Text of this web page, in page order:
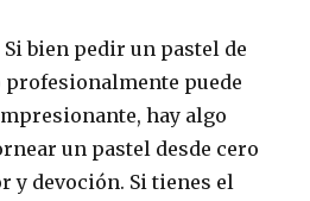
bien pedir un pastel de
puede
hay algo
un pastel desde cero
y devoción. Si tienes el